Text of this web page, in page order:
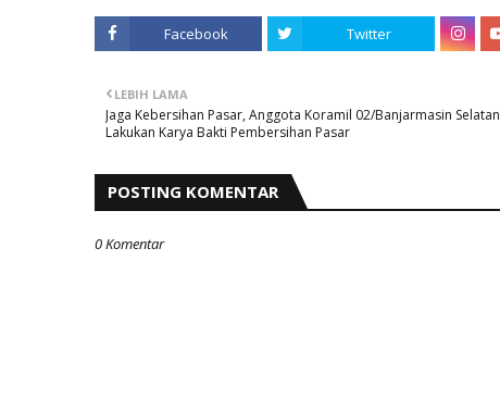
Facebook Twitter
LEBIH LAMA
Jaga Kebersihan Pasar, Anggota Koramil 02/Banjarmasin Selatan
Lakukan Karya Bakti Pembersihan Pasar
POSTING KOMENTAR
0 Komentar